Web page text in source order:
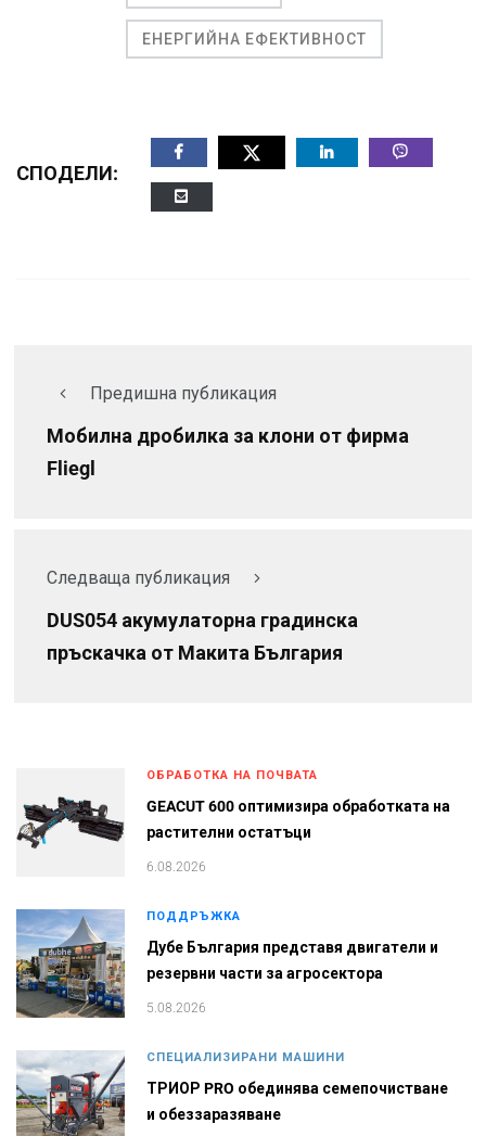
ЕНЕРГИЙНА ЕФЕКТИВНОСТ
СПОДЕЛИ:
Предишна публикация
Мобилна дробилка за клони от фирма
Fliegl
Следваща публикация
DUS054 акумулаторна градинска
пръскачка от Макита България
ОБРАБОТКА НА ПОЧВАТА
GEACUT 600 оптимизира обработката на
растителни остатъци
6.08.2026
ПОДДРЪЖКА
Дубе България представя двигатели и
резервни части за агросектора
5.08.2026
СПЕЦИАЛИЗИРАНИ МАШИНИ
ТРИОР PRO обединява семепочистване
и обеззаразяване